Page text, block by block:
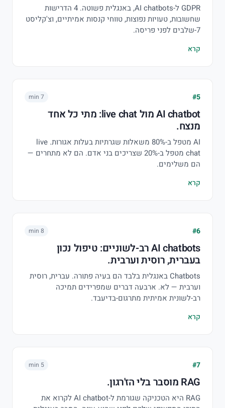
GDPR ל-AI chatbots, באנגלית פשוטה. 4 הדרישות
שחשובות, טעויות נפוצות, טווחי קנסות אמיתיים, וצ'קליסט
7-שלבים לפני פריסה.
קרא
#5
7 min
AI chatbot מול live chat: מתי כל אחד
מנצח.
AI מטפל ב-80% משאלות שגרתיות בעלות אגורות. live
chat מטפל ב-20% שצריכים בני אדם. הם לא מתחרים —
הם משלימים.
קרא
#6
8 min
AI chatbots רב-לשוניים: טיפול נכון
בעברית, רוסית וערבית.
Chatbots באנגלית בלבד הם בעיה פתורה. עברית, רוסית
וערבית — לא. ארבעה דברים שמפרידים תמיכה
רב-לשונית אמיתית מתרגום-בדיעבד.
קרא
#7
5 min
RAG מוסבר בלי הז'רגון.
RAG היא הטכניקה שגורמת ל-AI chatbot לקרוא את